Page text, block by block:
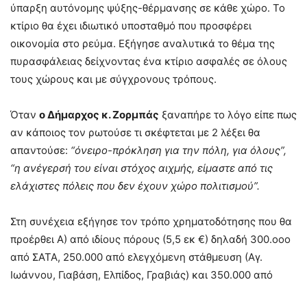
ύπαρξη αυτόνομης ψύξης-θέρμανσης σε κάθε χώρο. Το
κτίριο θα έχει ιδιωτικό υποσταθμό που προσφέρει
οικονομία στο ρεύμα. Εξήγησε αναλυτικά το θέμα της
πυρασφάλειας δείχνοντας ένα κτίριο ασφαλές σε όλους
τους χώρους και με σύγχρονους τρόπους.
Όταν ο Δήμαρχος κ. Ζορμπάς ξαναπήρε το λόγο είπε πως
αν κάποιος τον ρωτούσε τι σκέφτεται με 2 λέξει θα
απαντούσε: “όνειρο-πρόκληση για την πόλη, για όλους”,
“η ανέγερσή του είναι στόχος αιχμής, είμαστε από τις
ελάχιστες πόλεις που δεν έχουν χώρο πολιτισμού”.
Στη συνέχεια εξήγησε τον τρόπο χρηματοδότησης που θα
προέρθει Α) από ιδίους πόρους (5,5 εκ €) δηλαδή 300.οοο
από ΣΑΤΑ, 250.000 από ελεγχόμενη στάθμευση (Αγ.
Ιωάννου, Γιαβάση, Ελπίδος, Γραβιάς) και 350.000 από